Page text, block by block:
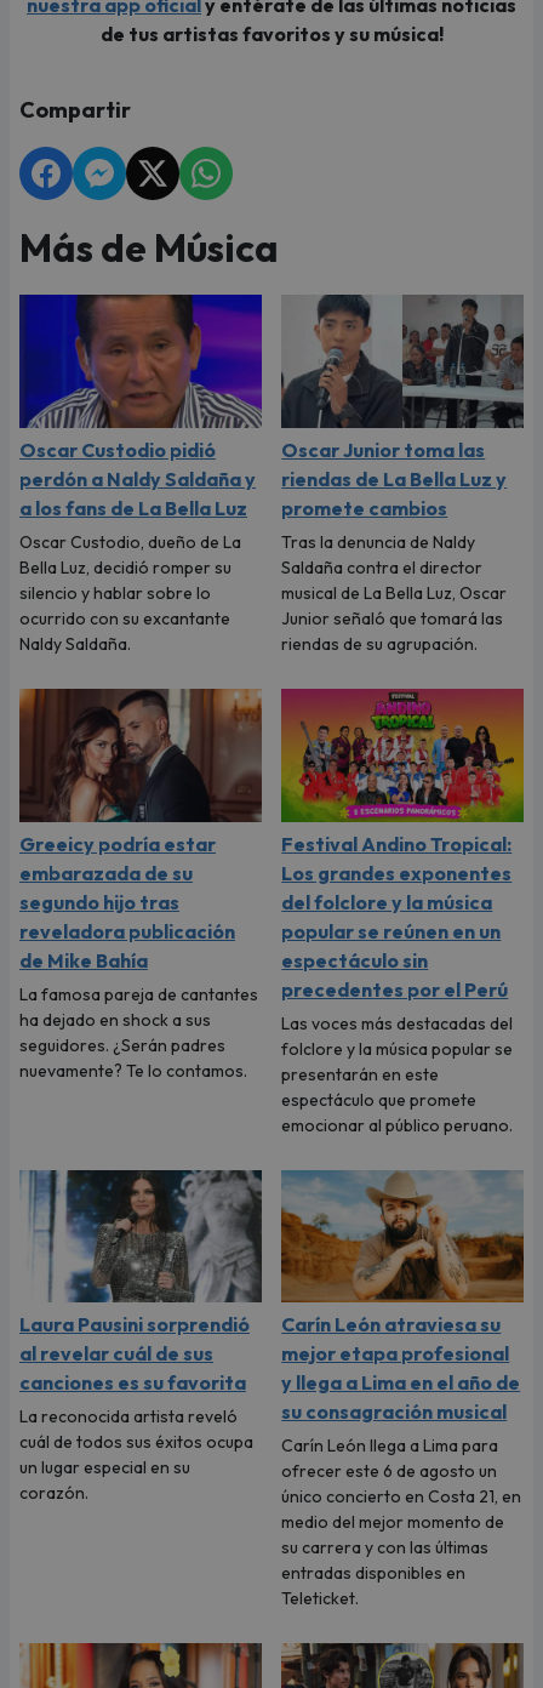
nuestra app oficial y entérate de las últimas noticias
de tus artistas favoritos y su música!
Compartir
Más de Música
Oscar Custodio pidió
perdón a Naldy Saldaña y
a los fans de La Bella Luz
Oscar Custodio, dueño de La
Bella Luz, decidió romper su
silencio y hablar sobre lo
ocurrido con su excantante
Naldy Saldaña.
Oscar Junior toma las
riendas de La Bella Luz y
promete cambios
Tras la denuncia de Naldy
Saldaña contra el director
musical de La Bella Luz, Oscar
Junior señaló que tomará las
riendas de su agrupación.
Greeicy podría estar
embarazada de su
segundo hijo tras
reveladora publicación
de Mike Bahía
La famosa pareja de cantantes
ha dejado en shock a sus
seguidores. ¿Serán padres
nuevamente? Te lo contamos.
Festival Andino Tropical:
Los grandes exponentes
del folclore y la música
popular se reúnen en un
espectáculo sin
precedentes por el Perú
Las voces más destacadas del
folclore y la música popular se
presentarán en este
espectáculo que promete
emocionar al público peruano.
Laura Pausini sorprendió
al revelar cuál de sus
canciones es su favorita
La reconocida artista reveló
cuál de todos sus éxitos ocupa
un lugar especial en su
corazón.
Carín León atraviesa su
mejor etapa profesional
y llega a Lima en el año de
su consagración musical
Carín León llega a Lima para
ofrecer este 6 de agosto un
único concierto en Costa 21, en
medio del mejor momento de
su carrera y con las últimas
entradas disponibles en
Teleticket.